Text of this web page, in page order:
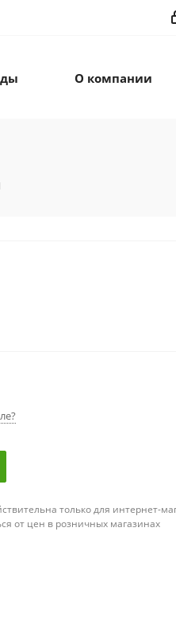
О компании
только для интернет-
от цен в розничных магазинах